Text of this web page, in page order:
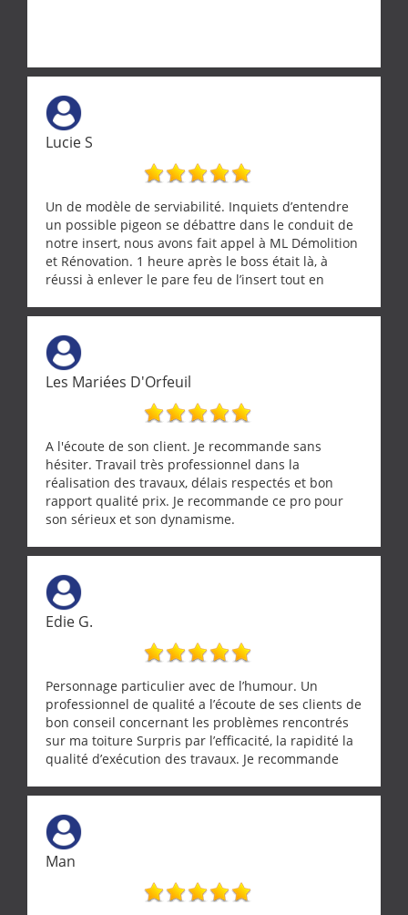
Lucie S
Un de modèle de serviabilité. Inquiets d’entendre
un possible pigeon se débattre dans le conduit de
notre insert, nous avons fait appel à ML Démolition
et Rénovation. 1 heure après le boss était là, à
réussi à enlever le pare feu de l’insert tout en
tourterelle et s’est ensuite patiemment occupé de
l’oiseau jusqu’à ce qu’il reprenne ses esprits et
puisse s’envoler. Après quoi il a procédé au
ramonage de notre insert avec dextérité et une
grande propreté, nous gratifiant également de
nombreux conseils concernant d’autres sujets. Un
entrepreneur comme on souhaite en rencontrer.
Encore un grand merci à lui.
Les Mariées D'Orfeuil
A l'écoute de son client. Je recommande sans
hésiter. Travail très professionnel dans la
réalisation des travaux, délais respectés et bon
rapport qualité prix. Je recommande ce pro pour
son sérieux et son dynamisme.
Edie G.
Personnage particulier avec de l’humour. Un
professionnel de qualité a l’écoute de ses clients de
bon conseil concernant les problèmes rencontrés
sur ma toiture Surpris par l’efficacité, la rapidité la
qualité d’exécution des travaux. Je recommande
Man